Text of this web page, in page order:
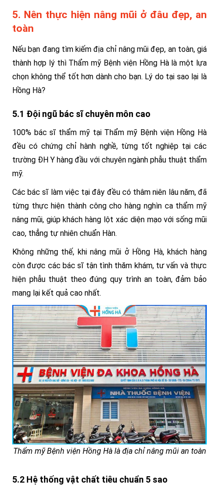
5. Nên thực hiện nâng mũi ở đâu đẹp, an
toàn
Nếu bạn đang tìm kiếm địa chỉ nâng mũi đẹp, an toàn, giá
thành hợp lý thì Thẩm mỹ Bệnh viện Hồng Hà là một lựa
chọn không thể tốt hơn dành cho bạn. Lý do tại sao lại là
Hồng Hà?
5.1 Đội ngũ bác sĩ chuyên môn cao
100% bác sĩ thẩm mỹ tại Thẩm mỹ Bệnh viện Hồng Hà
đều có chứng chỉ hành nghề, từng tốt nghiệp tại các
trường ĐH Y hàng đầu với chuyên ngành phẫu thuật thẩm
mỹ.
Các bác sĩ làm việc tại đây đều có thâm niên lâu năm, đã
từng thực hiện thành công cho hàng nghìn ca thẩm mỹ
nâng mũi, giúp khách hàng lột xác diện mạo với sống mũi
cao, thẳng tự nhiên chuẩn Hàn.
Không những thế, khi nâng mũi ở Hồng Hà, khách hàng
còn được các bác sĩ tận tình thăm khám, tư vấn và thực
hiện phẫu thuật theo đúng quy trình an toàn, đảm bảo
mang lại kết quả cao nhất.
Thẩm mỹ Bệnh viện Hồng Hà là địa chỉ nâng mũi an toàn
5.2 Hệ thống vật chất tiêu chuẩn 5 sao